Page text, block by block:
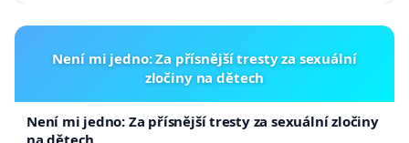
Není mi jedno: Za přísnější tresty za sexuální
zločiny na dětech
Není mi jedno: Za přísnější tresty za sexuální zločiny